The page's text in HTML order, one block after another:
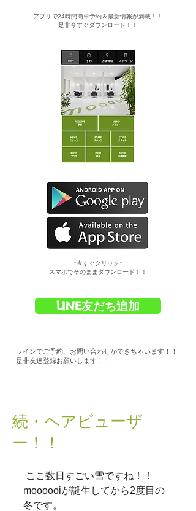
​アプリで24時間簡単予約＆最新情報が満載！！
是非今すぐダウンロード！！
​↑今すぐクリック↑
スマホでそのままダウンロード！！
LINE友だち追加
ラインでご予約、お問い合わせができちゃいます！！
是非友達登録お願いします！！
続・ヘアビューザ
ー！！
ここ数日すごい雪ですね！！
moooooiが誕生してから2度目の
冬です。